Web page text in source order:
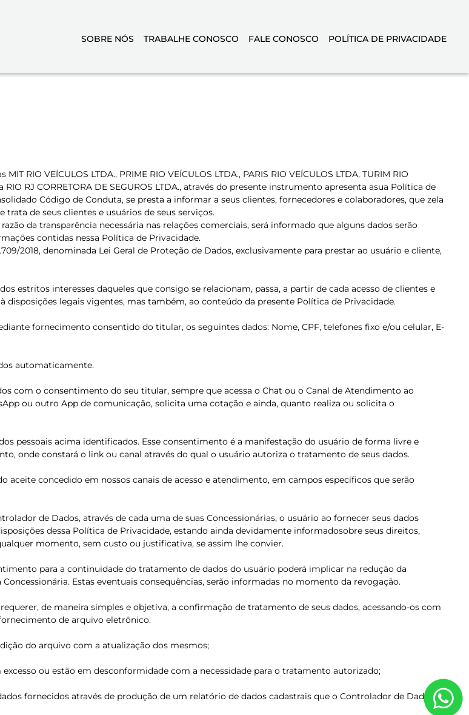
SOBRE NÓS TRABALHE CONOSCO FALE CONOSCO POLÍTICA DE PRIVACIDADE
RIO VEÍCULOS LTDA., PRIME RIO VEÍCULOS LTDA., PARIS RIO VEÍCULOS LTDA, TURIM RIO
RIO RJ CORRETORA DE SEGUROS LTDA., através do presente instrumento apresenta asua Política de
Código de Conduta, se presta a informar a seus clientes, fornecedores e colaboradores, que zela
de seus clientes e usuários de seus serviços.
da transparência necessária nas relações comerciais, será informado que alguns dados serão
contidas nessa Política de Privacidade.
2018, denominada Lei Geral de Proteção de Dados, exclusivamente para prestar ao usuário e cliente,
estritos interesses daqueles que consigo se relacionam, passa, a partir de cada acesso de clientes e
disposições legais vigentes, mas também, ao conteúdo da presente Política de Privacidade.
fornecimento consentido do titular, os seguintes dados: Nome, CPF, telefones fixo e/ou celular, E-
automaticamente.
com o consentimento do seu titular, sempre que acessa o Chat ou o Canal de Atendimento ao
ou outro App de comunicação, solicita uma cotação e ainda, quanto realiza ou solicita o
pessoais acima identificados. Esse consentimento é a manifestação do usuário de forma livre e
onde constará o link ou canal através do qual o usuário autoriza o tratamento de seus dados.
concedido em nossos canais de acesso e atendimento, em campos específicos que serão
de Dados, através de cada uma de suas Concessionárias, o usuário ao fornecer seus dados
dessa Política de Privacidade, estando ainda devidamente informadosobre seus direitos,
momento, sem custo ou justificativa, se assim lhe convier.
para a continuidade do tratamento de dados do usuário poderá implicar na redução da
Estas eventuais consequências, serão informadas no momento da revogação.
de maneira simples e objetiva, a confirmação de tratamento de seus dados, acessando-os com
de arquivo eletrônico.
do arquivo com a atualização dos mesmos;
ou estão em desconformidade com a necessidade para o tratamento autorizado;
fornecidos através de produção de um relatório de dados cadastrais que o Controlador de Dados